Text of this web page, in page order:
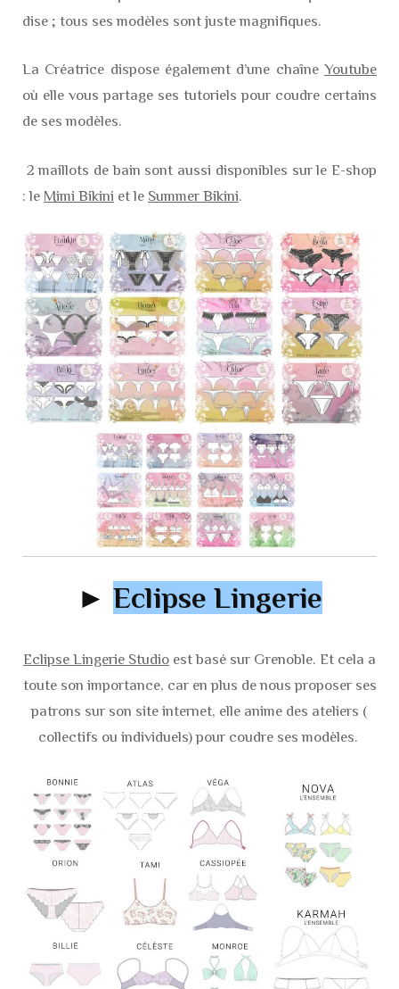
dise ; tous ses modèles sont juste magnifiques.
La Créatrice dispose également d’une chaîne Youtube
où elle vous partage ses tutoriels pour coudre certains
de ses modèles.
2 maillots de bain sont aussi disponibles sur le E-shop
: le Mimi Bikini et le Summer Bikini.
► Eclipse Lingerie
Eclipse Lingerie Studio est basé sur Grenoble. Et cela a
toute son importance, car en plus de nous proposer ses
patrons sur son site internet, elle anime des ateliers (
collectifs ou individuels) pour coudre ses modèles.